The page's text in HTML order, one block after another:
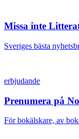
Missa inte
Sveriges bästa
erbjudande
Prenumera på
För bokälskare, av